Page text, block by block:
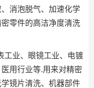
消泡脱气、加速化学
零件的高洁净度清洗
工业、眼镜工业、电镀
用行业等.用来对精密
镜片清洗、机器部件